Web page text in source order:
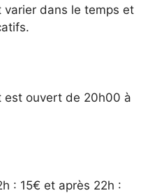
dans le temps et
est ouvert de 20h00 à
: 15€ et après 22h :